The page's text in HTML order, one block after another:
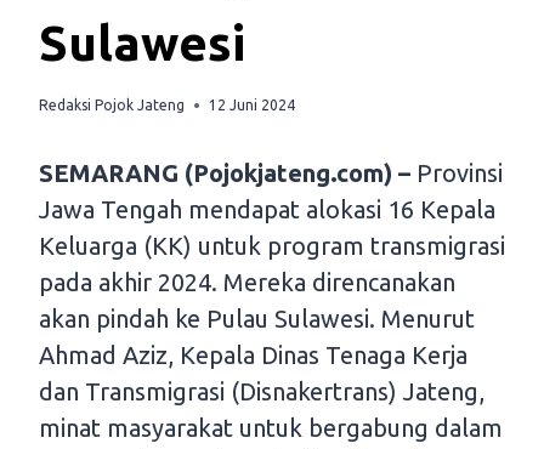
Sulawesi
Redaksi Pojok Jateng 12 Juni 2024
SEMARANG (Pojokjateng.com) – Provinsi
Jawa Tengah mendapat alokasi 16 Kepala
Keluarga (KK) untuk program transmigrasi
pada akhir 2024. Mereka direncanakan
akan pindah ke Pulau Sulawesi. Menurut
Ahmad Aziz, Kepala Dinas Tenaga Kerja
dan Transmigrasi (Disnakertrans) Jateng,
minat masyarakat untuk bergabung dalam